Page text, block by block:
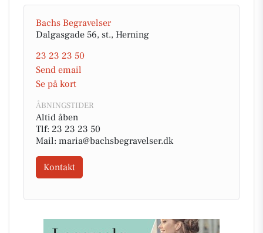
Bachs Begravelser
Dalgasgade 56, st., Herning
23 23 23 50
Send email
Se på kort
ÅBNINGSTIDER
Altid åben
Tlf: 23 23 23 50
Mail: maria@bachsbegravelser.dk
Kontakt